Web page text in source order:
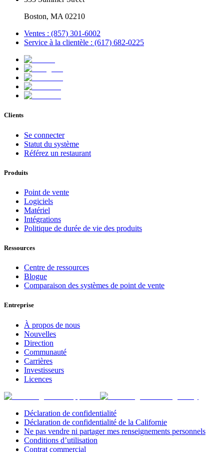
Boston, MA 02210
Ventes : (857) 301-6002
Service à la clientèle : (617) 682-0225
Clients
Se connecter
Statut du système
Référez un restaurant
Produits
Point de vente
Logiciels
Matériel
Intégrations
Politique de durée de vie des produits
Ressources
Centre de ressources
Blogue
Comparaison des systèmes de point de vente
Entreprise
À propos de nous
Nouvelles
Direction
Communauté
Carrières
Investisseurs
Licences
Déclaration de confidentialité
Déclaration de confidentialité de la Californie
Ne pas vendre ni partager mes renseignements personnels
Conditions d’utilisation
Contrat commercial